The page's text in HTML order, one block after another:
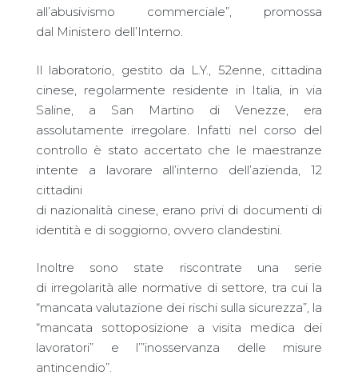
all’abusivismo commerciale”, promossa
dal Ministero dell’Interno.
Il laboratorio, gestito da L.Y., 52enne, cittadina
cinese, regolarmente residente in Italia, in via
Saline, a San Martino di Venezze, era
assolutamente irregolare. Infatti nel corso del
controllo è stato accertato che le maestranze
intente a lavorare all’interno dell’azienda, 12
cittadini
di nazionalità cinese, erano privi di documenti di
identità e di soggiorno, ovvero clandestini.
Inoltre sono state riscontrate una serie
di irregolarità alle normative di settore, tra cui la
“mancata valutazione dei rischi sulla sicurezza”, la
“mancata sottoposizione a visita medica dei
lavoratori” e l’”inosservanza delle misure
antincendio”.